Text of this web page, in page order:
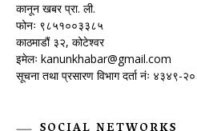
कानून खबर प्रा. ली.
फोनः ९८५१००३३८५
काठमाडौं ३२, कोटेश्वर
इमेलः kanunkhabar@gmail.com
सूचना तथा प्रसारण विभाग दर्ता नंः ४३४९-